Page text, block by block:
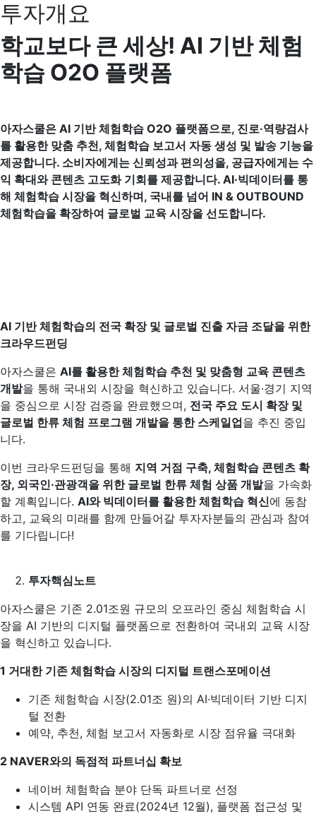
투자개요
학교보다 큰 세상! AI 기반 체험
학습 O2O 플랫폼
아자스쿨은 AI 기반 체험학습 O2O 플랫폼으로, 진로·역량검사
를 활용한 맞춤 추천, 체험학습 보고서 자동 생성 및 발송 기능을
제공합니다. 소비자에게는 신뢰성과 편의성을, 공급자에게는 수
익 확대와 콘텐츠 고도화 기회를 제공합니다. AI·빅데이터를 통
해 체험학습 시장을 혁신하며, 국내를 넘어 IN & OUTBOUND
체험학습을 확장하여 글로벌 교육 시장을 선도합니다.
AI 기반 체험학습의 전국 확장 및 글로벌 진출 자금 조달을 위한
크라우드펀딩
아자스쿨은 AI를 활용한 체험학습 추천 및 맞춤형 교육 콘텐츠
개발을 통해 국내외 시장을 혁신하고 있습니다. 서울·경기 지역
을 중심으로 시장 검증을 완료했으며, 전국 주요 도시 확장 및
글로벌 한류 체험 프로그램 개발을 통한 스케일업을 추진 중입
니다.
이번 크라우드펀딩을 통해 지역 거점 구축, 체험학습 콘텐츠 확
장, 외국인·관광객을 위한 글로벌 한류 체험 상품 개발을 가속화
할 계획입니다. AI와 빅데이터를 활용한 체험학습 혁신에 동참
하고, 교육의 미래를 함께 만들어갈 투자자분들의 관심과 참여
를 기다립니다!
투자핵심노트
아자스쿨은 기존 2.01조원 규모의 오프라인 중심 체험학습 시
장을 AI 기반의 디지털 플랫폼으로 전환하여 국내외 교육 시장
을 혁신하고 있습니다.
1️ 거대한 기존 체험학습 시장의 디지털 트랜스포메이션
기존 체험학습 시장(2.01조 원)의 AI·빅데이터 기반 디지
털 전환
예약, 추천, 체험 보고서 자동화로 시장 점유율 극대화
2️ NAVER와의 독점적 파트너십 확보
네이버 체험학습 분야 단독 파트너로 선정
시스템 API 연동 완료(2024년 12월), 플랫폼 접근성 및